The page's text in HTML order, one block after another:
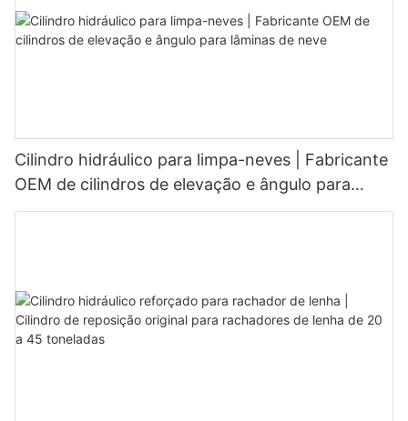
Cilindro hidráulico para limpa-neves | Fabricante
OEM de cilindros de elevação e ângulo para
lâminas de neve